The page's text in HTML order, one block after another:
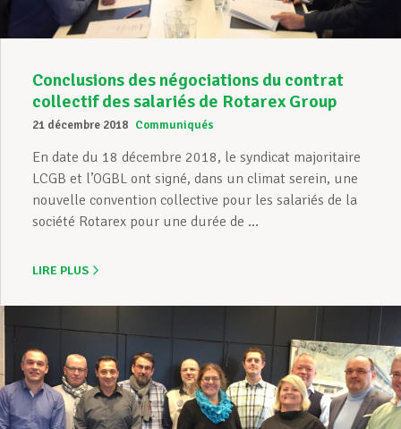
Conclusions des négociations du contrat
collectif des salariés de Rotarex Group
21 décembre 2018 Communiqués
En date du 18 décembre 2018, le syndicat majoritaire
LCGB et l’OGBL ont signé, dans un climat serein, une
nouvelle convention collective pour les salariés de la
société Rotarex pour une durée de ...
LIRE PLUS